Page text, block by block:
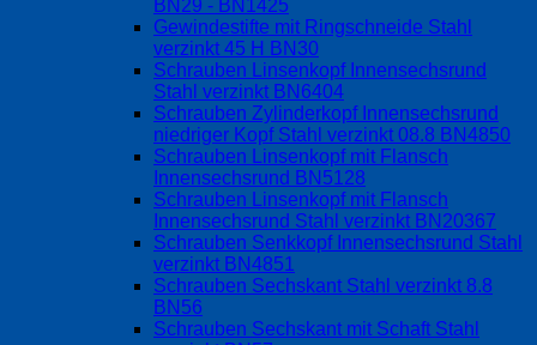
BN29 - BN1425
Gewindestifte mit Ringschneide Stahl
verzinkt 45 H BN30
Schrauben Linsenkopf Innensechsrund
Stahl verzinkt BN6404
Schrauben Zylinderkopf Innensechsrund
niedriger Kopf Stahl verzinkt 08.8 BN4850
Schrauben Linsenkopf mit Flansch
Innensechsrund BN5128
Schrauben Linsenkopf mit Flansch
Innensechsrund Stahl verzinkt BN20367
Schrauben Senkkopf Innensechsrund Stahl
verzinkt BN4851
Schrauben Sechskant Stahl verzinkt 8.8
BN56
Schrauben Sechskant mit Schaft Stahl